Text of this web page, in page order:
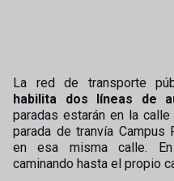
La red de transporte
habilita dos líneas de
paradas estarán en la
parada de tranvía Campus
en esa misma calle.
caminando hasta el propio